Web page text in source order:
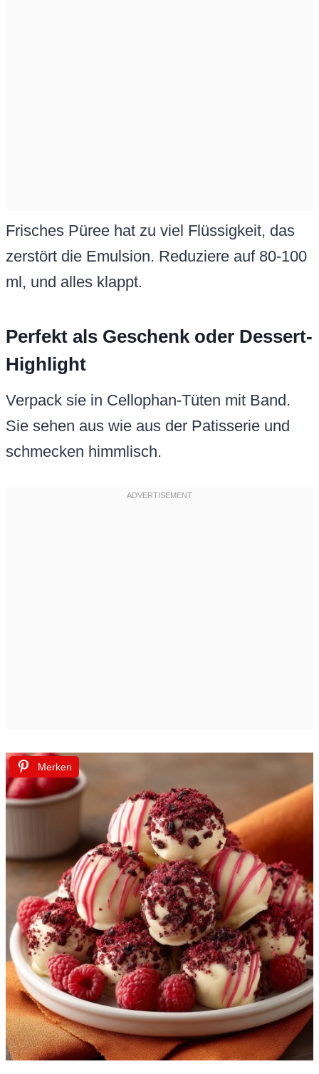
Frisches Püree hat zu viel Flüssigkeit, das
zerstört die Emulsion. Reduziere auf 80-100
ml, und alles klappt.
Perfekt als Geschenk oder Dessert-
Highlight
Verpack sie in Cellophan-Tüten mit Band.
Sie sehen aus wie aus der Patisserie und
schmecken himmlisch.
Merken